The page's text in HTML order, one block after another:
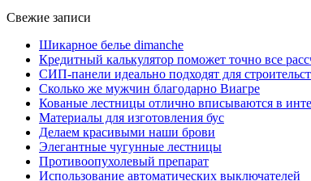
Свежие записи
Шикарное белье dimanche
Кредитный калькулятор поможет точно все
СИП-панели идеально подходят для
Сколько же мужчин благодарно Виагре
Кованые лестницы отлично вписываются в
Материалы для изготовления бус
Делаем красивыми наши брови
Элегантные чугунные лестницы
Противоопухолевый препарат
Использование автоматических выключателей